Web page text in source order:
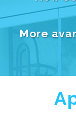
More